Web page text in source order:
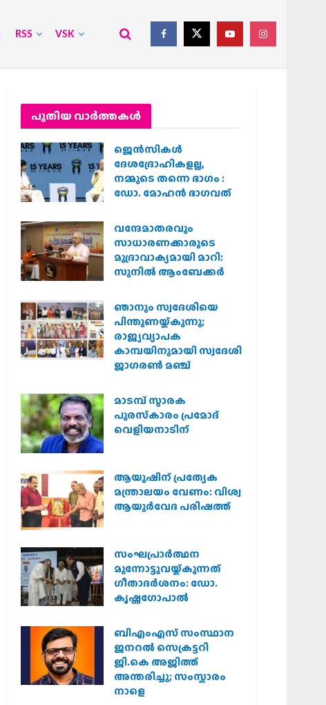
RSS VSK
പുതിയ വാര്‍ത്തകള്‍
ജെന്‍സികള്‍
ദേശദ്രോഹികളല്ല,
നമ്മുടെ തന്നെ ഭാഗം :
ഡോ. മോഹന്‍ ഭാഗവത്
വന്ദേമാതരവും
സാധാരണക്കാരുടെ
മുദ്രാവാക്യമായി മാറി:
സുനിൽ ആംബേക്കർ
ഞാനും സ്വദേശിയെ
പിന്തുണയ്ക്കുന്നു;
രാജ്യവ്യാപക
കാമ്പയിനുമായി സ്വദേശി
ജാഗരണ്‍ മഞ്ച്
മാടമ്പ് സ്മാരക
പുരസ്‌കാരം പ്രമോദ്
വെളിയനാടിന്
ആയുഷിന് പ്രത്യേക
മന്ത്രാലയം വേണം: വിശ്വ
ആയുര്‍വേദ പരിഷത്ത്
സംഘപ്രാര്‍ത്ഥന
മുന്നോട്ടുവയ്ക്കുന്നത്
ഗീതാദര്‍ശനം: ഡോ.
കൃഷ്ണഗോപാല്‍
ബിഎംഎസ് സംസ്ഥാന
ജനറൽ സെക്രട്ടറി
ജി.കെ അജിത്ത്
അന്തരിച്ചു; സംസ്കാരം
നാളെ